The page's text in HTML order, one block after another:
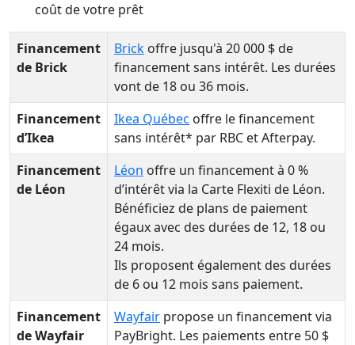
coût de votre prêt
Financement
de Brick
Brick offre jusqu'à 20 000 $ de
financement sans intérêt. Les durées
vont de 18 ou 36 mois.
Financement
d’Ikea
Ikea Québec offre le financement
sans intérêt* par RBC et Afterpay.
Financement
de Léon
Léon offre un financement à 0 %
d’intérêt via la Carte Flexiti de Léon.
Bénéficiez de plans de paiement
égaux avec des durées de 12, 18 ou
24 mois.
Ils proposent également des durées
de 6 ou 12 mois sans paiement.
Financement
de Wayfair
Wayfair propose un financement via
PayBright. Les paiements entre 50 $